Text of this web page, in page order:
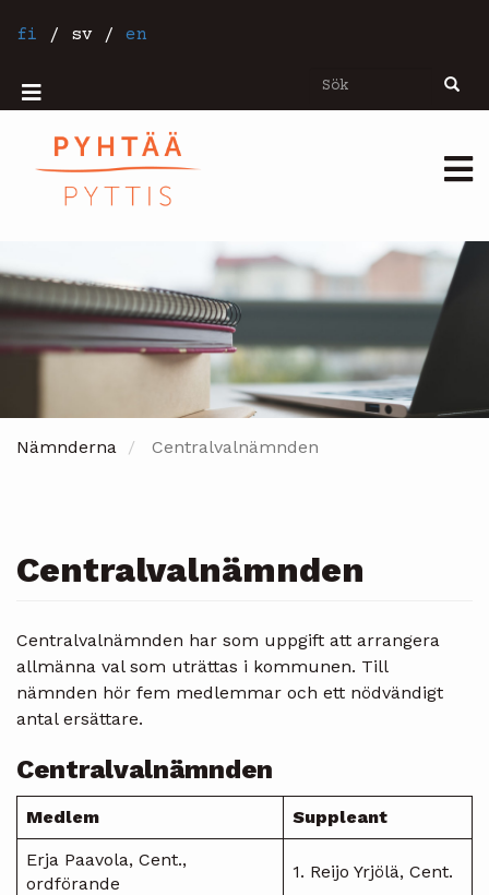
tillfi / sv / en
Sök Sök
Mobiilivalikko
Nämnderna Centralvalnämnden
Centralvalnämnden
Centralvalnämnden har som uppgift att arrangera
allmänna val som uträttas i kommunen. Till
nämnden hör fem medlemmar och ett nödvändigt
antal ersättare.
Centralvalnämnden
Medlem Suppleant
Erja Paavola, Cent.,
ordförande
1. Reijo Yrjölä, Cent.